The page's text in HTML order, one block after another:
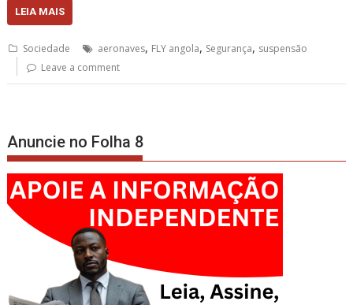
LEIA MAIS
Sociedade aeronaves, FLY angola, Segurança, suspensão
Leave a comment
Anuncie no Folha 8